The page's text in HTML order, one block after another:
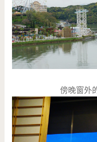
傍晚窗外